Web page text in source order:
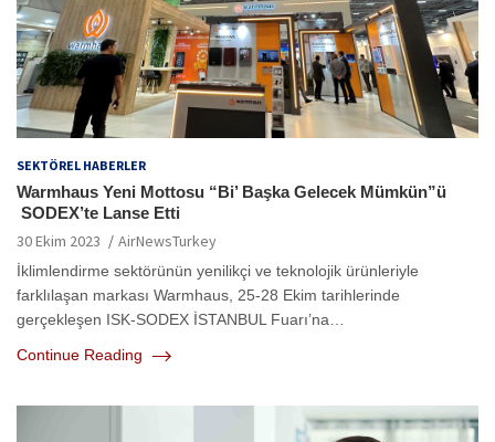
SEKTÖREL HABERLER
Warmhaus Yeni Mottosu “Bi’ Başka Gelecek Mümkün”ü
SODEX’te Lanse Etti
30 Ekim 2023 AirNewsTurkey
İklimlendirme sektörünün yenilikçi ve teknolojik ürünleriyle
farklılaşan markası Warmhaus, 25-28 Ekim tarihlerinde
gerçekleşen ISK-SODEX İSTANBUL Fuarı’na…
Continue Reading